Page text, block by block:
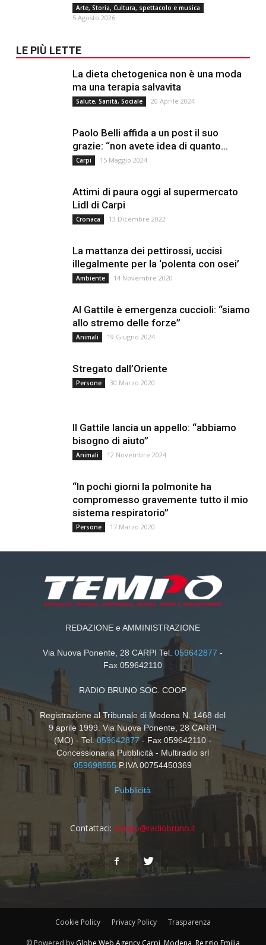
Arte, Storia, Cultura, spettacolo e musica
5 Agosto 2026
LE PIÙ LETTE
La dieta chetogenica non è una moda
ma una terapia salvavita
Salute, Sanità, Sociale 20 Aprile 2024
Paolo Belli affida a un post il suo
grazie: “non avete idea di quanto...
Carpi 15 Maggio 2024
Attimi di paura oggi al supermercato
Lidl di Carpi
Cronaca 13 Dicembre 2022
La mattanza dei pettirossi, uccisi
illegalmente per la ‘polenta con osei’
Ambiente 14 Novembre 2020
Al Gattile è emergenza cuccioli: “siamo
allo stremo delle forze”
Animali 19 Giugno 2024
Stregato dall’Oriente
Persone 30 Marzo 2020
Il Gattile lancia un appello: “abbiamo
bisogno di aiuto”
Animali 12 Novembre 2024
“In pochi giorni la polmonite ha
compromesso gravemente tutto il mio
sistema respiratorio”
Persone 17 Marzo 2020
REDAZIONE e AMMINISTRAZIONE
Via Nuova Ponente, 28 CARPI Tel.059642877 -
Fax 059642110
RADIO BRUNO SOC. COOP
Registrazione al Tribunale di Modena N. 1468 del
9 aprile 1999. Via Nuova Ponente, 28 CARPI
(MO) - Tel.059642877- Fax 059642110 -
Concessionaria Pubblicità - Multiradio srl
059698555 P.IVA 00754450369
Pubblicità
Contattaci: tempo@radiobruno.it
Cookie Policy Privacy Policy Trasparenza
© Powered by Globe Web Agency Carpi, Modena, Reggio Emilia